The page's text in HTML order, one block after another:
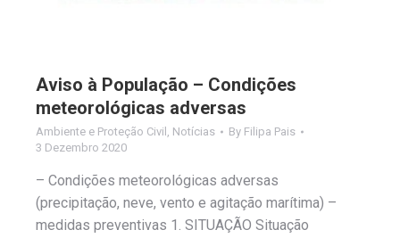
Aviso à População – Condições
meteorológicas adversas
Ambiente e Proteção Civil , Notícias By Filipa Pais
3 Dezembro 2020
– Condições meteorológicas adversas
(precipitação, neve, vento e agitação marítima) –
medidas preventivas 1. SITUAÇÃO Situação